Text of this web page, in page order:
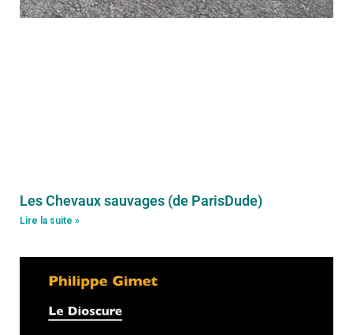
Les Chevaux sauvages (de ParisDude)
Lire la suite »